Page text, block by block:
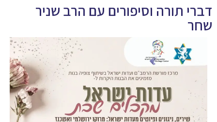
דברי תורה וסיפורים עם הרב שניר
שחר